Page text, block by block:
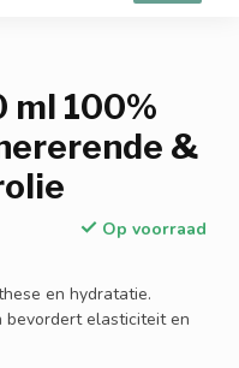
ml 100%
&
Op voorraad
en hydratatie.
bevordert elasticiteit en